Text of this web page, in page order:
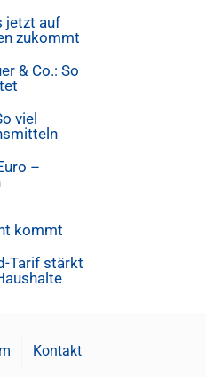
jetzt auf
zukommt
& Co.: So
viel
–
kommt
Tarif stärkt
Kontakt